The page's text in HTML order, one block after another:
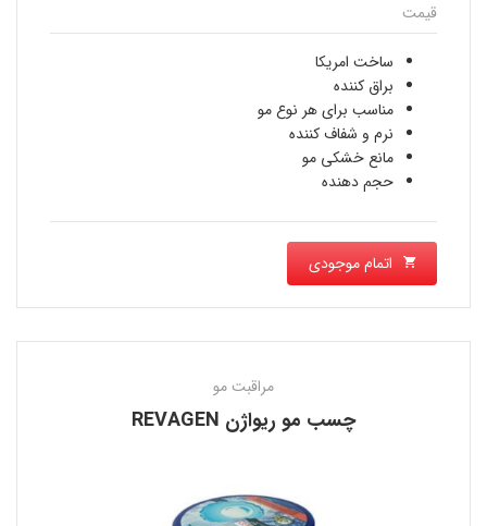
قیمت
ساخت امريكا
براق کننده
مناسب براى هر نوع مو
نرم و شفاف کننده
مانع خشکی مو
حجم دهنده
اتمام موجودی
مراقبت مو
چسب مو ريواژن REVAGEN